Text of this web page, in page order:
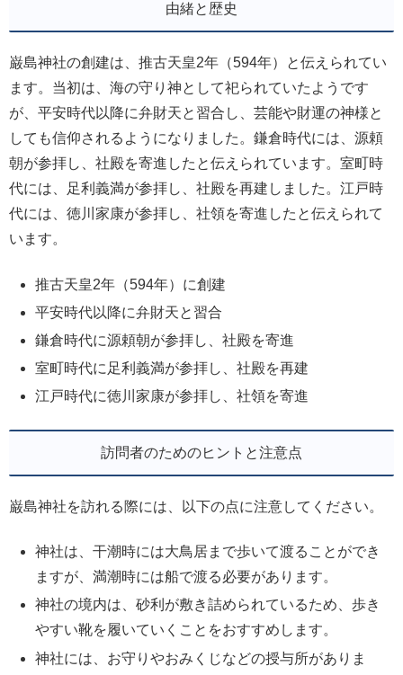
由緒と歴史
巌島神社の創建は、推古天皇2年（594年）と伝えられてい
ます。当初は、海の守り神として祀られていたようです
が、平安時代以降に弁財天と習合し、芸能や財運の神様と
しても信仰されるようになりました。鎌倉時代には、源頼
朝が参拝し、社殿を寄進したと伝えられています。室町時
代には、足利義満が参拝し、社殿を再建しました。江戸時
代には、徳川家康が参拝し、社領を寄進したと伝えられて
います。
推古天皇2年（594年）に創建
平安時代以降に弁財天と習合
鎌倉時代に源頼朝が参拝し、社殿を寄進
室町時代に足利義満が参拝し、社殿を再建
江戸時代に徳川家康が参拝し、社領を寄進
訪問者のためのヒントと注意点
巌島神社を訪れる際には、以下の点に注意してください。
神社は、干潮時には大鳥居まで歩いて渡ることができ
ますが、満潮時には船で渡る必要があります。
神社の境内は、砂利が敷き詰められているため、歩き
やすい靴を履いていくことをおすすめします。
神社には、お守りやおみくじなどの授与所がありま